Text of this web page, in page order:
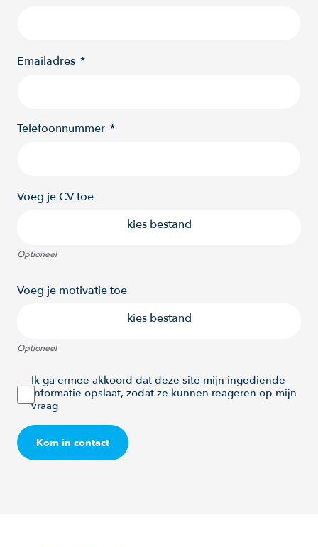
Emailadres
Telefoonnummer
Voeg je CV toe
kies bestand
Optioneel
Voeg je motivatie toe
kies bestand
Optioneel
Ik ga ermee akkoord dat deze site mijn ingediende
informatie opslaat, zodat ze kunnen reageren op mijn
vraag
Kom in contact